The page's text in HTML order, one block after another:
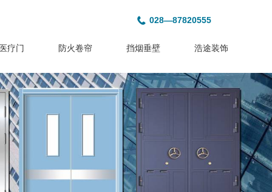
028—87820555
医疗门 防火卷帘 挡烟垂壁 浩途装饰